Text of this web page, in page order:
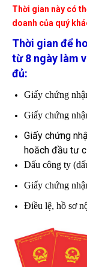
Thời gian này có
doanh của quý
Thời gian để
từ 8 ngày làm
đủ:
Giấy chứng
Giấy chứng
Giấy chứng
hoăch đầu tư
Dấu công ty
Giấy chứng
Điều lệ, hồ sơ